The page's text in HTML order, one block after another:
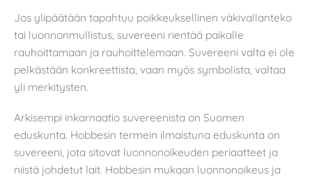
Jos ylipäätään tapahtuu poikkeuksellinen väkivallanteko
tai luonnonmullistus, suvereeni rientää paikalle
rauhoittamaan ja rauhoittelemaan. Suvereeni valta ei ole
pelkästään konkreettista, vaan myös symbolista, valtaa
yli merkitysten.
Arkisempi inkarnaatio suvereenista on Suomen
eduskunta. Hobbesin termein ilmaistuna eduskunta on
suvereeni, jota sitovat luonnonoikeuden periaatteet ja
niistä johdetut lait. Hobbesin mukaan luonnonoikeus ja